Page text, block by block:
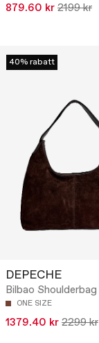
879.60 kr 2199 kr
40% rabatt
DEPECHE
Bilbao Shoulderbag
ONE SIZE
1379.40 kr 2299 kr